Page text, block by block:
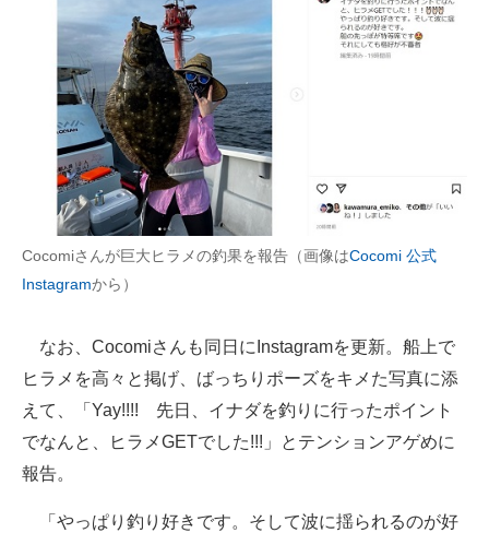
Cocomiさんが巨大ヒラメの釣果を報告（画像はCocomi 公式
Instagramから）
なお、Cocomiさんも同日にInstagramを更新。船上で
ヒラメを高々と掲げ、ばっちりポーズをキメた写真に添
えて、「Yay!!!! 先日、イナダを釣りに行ったポイント
でなんと、ヒラメGETでした!!!」とテンションアゲめに
報告。
「やっぱり釣り好きです。そして波に揺られるのが好